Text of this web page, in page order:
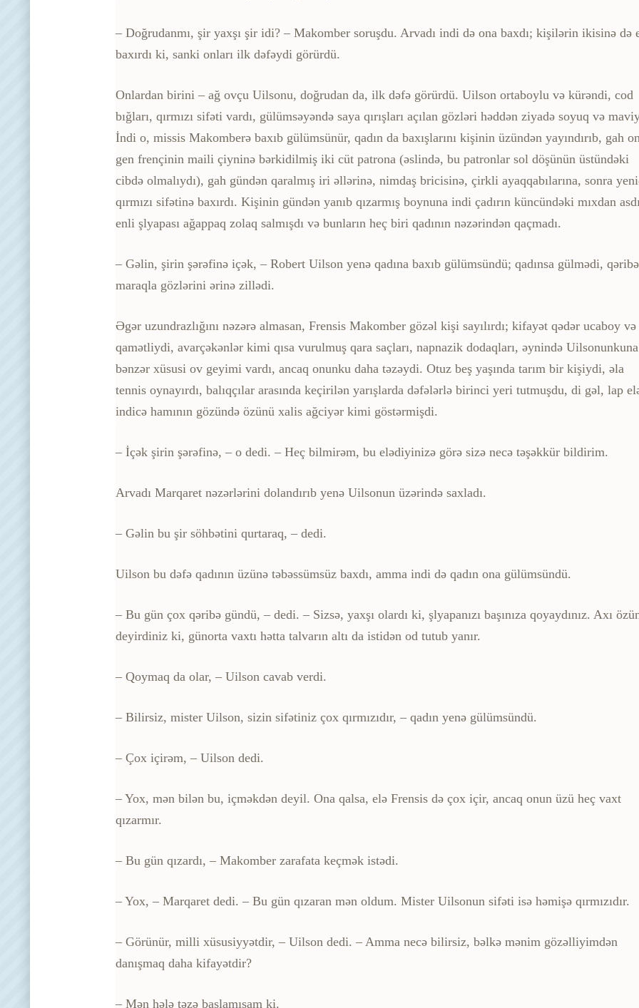
– Doğrudanmı, şir yaxşı şir idi? – Makomber soruşdu. Arvadı indi də ona baxdı; kişilərin ikisinə də
baxırdı ki, sanki onları ilk dəfəydi görürdü.
Onlardan birini – ağ ovçu Uilsonu, doğrudan da, ilk dəfə görürdü. Uilson ortaboylu və kürəndi, cod
bığları, qırmızı sifəti vardı, gülümsəyəndə saya qırışları açılan gözləri həddən ziyadə soyuq və
İndi o, missis Makomberə baxıb gülümsünür, qadın da baxışlarını kişinin üzündən yayındırıb, gah
gen frençinin maili çiyninə bərkidilmiş iki cüt patrona (əslində, bu patronlar sol döşünün üstündəki
cibdə olmalıydı), gah gündən qaralmış iri əllərinə, nimdaş bricisinə, çirkli ayaqqabılarına, sonra
qırmızı sifətinə baxırdı. Kişinin gündən yanıb qızarmış boynuna indi çadırın küncündəki mıxdan
enli şlyapası ağappaq zolaq salmışdı və bunların heç biri qadının nəzərindən qaçmadı.
– Gəlin, şirin şərəfinə içək, – Robert Uilson yenə qadına baxıb gülümsündü; qadınsa gülmədi,
maraqla gözlərini ərinə zillədi.
Əgər uzundrazlığını nəzərə almasan, Frensis Makomber gözəl kişi sayılırdı; kifayət qədər ucaboy və
qamətliydi, avarçəkənlər kimi qısa vurulmuş qara saçları, napnazik dodaqları, əynində Uilsonunkuna
bənzər xüsusi ov geyimi vardı, ancaq onunku daha təzəydi. Otuz beş yaşında tarım bir kişiydi, əla
tennis oynayırdı, balıqçılar arasında keçirilən yarışlarda dəfələrlə birinci yeri tutmuşdu, di gəl, lap
indicə hamının gözündə özünü xalis ağciyər kimi göstərmişdi.
– İçək şirin şərəfinə, – o dedi. – Heç bilmirəm, bu elədiyinizə görə sizə necə təşəkkür bildirim.
Arvadı Marqaret nəzərlərini dolandırıb yenə Uilsonun üzərində saxladı.
– Gəlin bu şir söhbətini qurtaraq, – dedi.
Uilson bu dəfə qadının üzünə təbəssümsüz baxdı, amma indi də qadın ona gülümsündü.
– Bu gün çox qəribə gündü, – dedi. – Sizsə, yaxşı olardı ki, şlyapanızı başınıza qoyaydınız. Axı
deyirdiniz ki, günorta vaxtı hətta talvarın altı da istidən od tutub yanır.
– Qoymaq da olar, – Uilson cavab verdi.
– Bilirsiz, mister Uilson, sizin sifətiniz çox qırmızıdır, – qadın yenə gülümsündü.
– Çox içirəm, – Uilson dedi.
– Yox, mən bilən bu, içməkdən deyil. Ona qalsa, elə Frensis də çox içir, ancaq onun üzü heç vaxt
qızarmır.
– Bu gün qızardı, – Makomber zarafata keçmək istədi.
– Yox, – Marqaret dedi. – Bu gün qızaran mən oldum. Mister Uilsonun sifəti isə həmişə qırmızıdır.
– Görünür, milli xüsusiyyətdir, – Uilson dedi. – Amma necə bilirsiz, bəlkə mənim gözəlliyimdən
danışmaq daha kifayətdir?
– Mən hələ təzə başlamışam ki.